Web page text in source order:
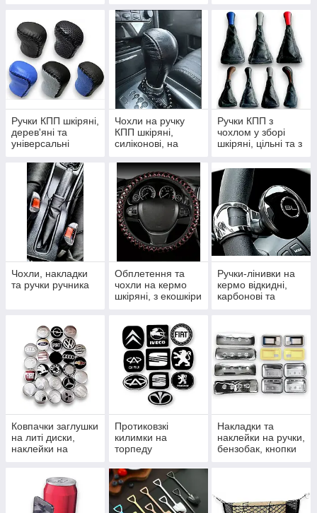
сувеніри
Ручки КПП шкіряні,
дерев'яні та
універсальні
Чохли на ручку
КПП шкіряні,
силіконові, на
Ручки КПП з
чохлом у зборі
шкіряні, цільні та з
Чохли, накладки
та ручки ручника
Обплетення та
чохли на кермо
шкіряні, з екошкіри
Ручки-лінивки на
кермо відкидні,
карбонові та
Ковпачки заглушки
на литі диски,
наклейки на
Протиковзкі
килимки на
торпеду
силіконові та в
рулонах
Накладки та
наклейки на ручки,
бензобак, кнопки